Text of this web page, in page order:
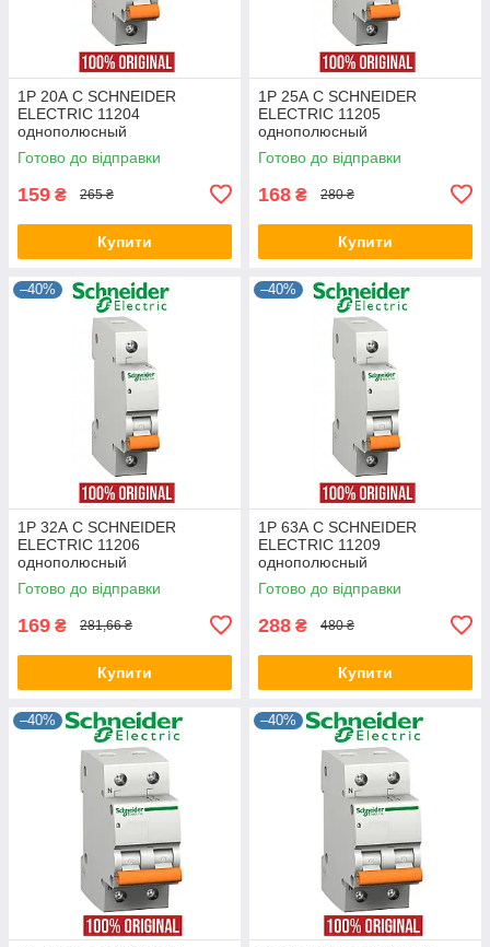
1P 20А C SCHNEIDER
ELECTRIC 11204
однополюсный
автоматический выключатель
модульный автомат Шнайдер
Готово до відправки
159 ₴ 265 ₴
Купити
1P 25А C SCHNEIDER
ELECTRIC 11205
однополюсный
автоматический выключатель
модульный автомат Шнайдер
Готово до відправки
168 ₴ 280 ₴
Купити
–40%
1P 32А C SCHNEIDER
ELECTRIC 11206
однополюсный
автоматический выключатель
модульный автомат Шнайдер
Готово до відправки
169 ₴ 281,66 ₴
Купити
–40%
1P 63А C SCHNEIDER
ELECTRIC 11209
однополюсный
автоматический выключатель
модульный автомат Шнайдер
Готово до відправки
288 ₴ 480 ₴
Купити
–40% –40%